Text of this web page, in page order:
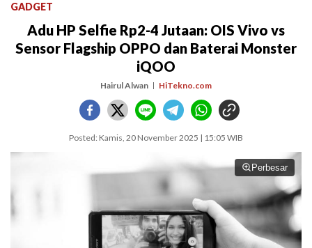
GADGET
Adu HP Selfie Rp2-4 Jutaan: OIS Vivo vs
Sensor Flagship OPPO dan Baterai Monster
iQOO
Hairul Alwan HiTekno.com
Posted: Kamis, 20 November 2025 | 15:05 WIB
Perbesar